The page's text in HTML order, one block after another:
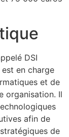
DSI
en charge
et de
organisation. Il
afin de
de